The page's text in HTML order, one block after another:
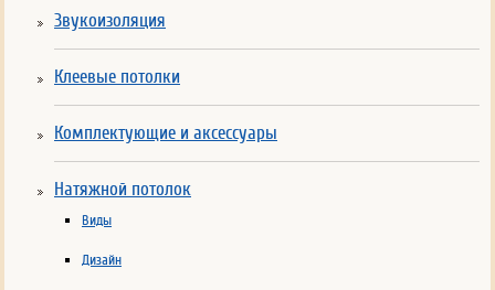
Звукоизоляция
Клеевые потолки
Комплектующие и аксессуары
Натяжной потолок
Виды
Дизайн